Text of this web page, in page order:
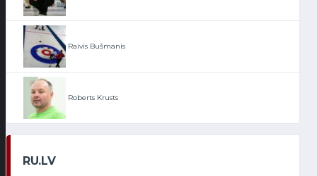
Raivis Bušmanis
Roberts Krusts
RU.LV